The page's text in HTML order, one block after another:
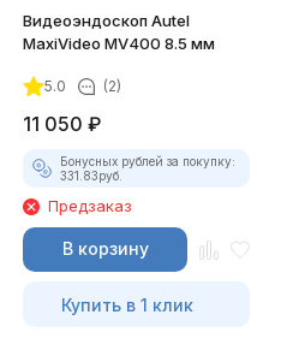
Видеоэндоскоп Autel
MaxiVideo MV400 8.5 мм
5.0 (2)
11 050 ₽
Бонусных рублей за покупку:
331.83руб.
Предзаказ
В корзину
Купить в 1 клик